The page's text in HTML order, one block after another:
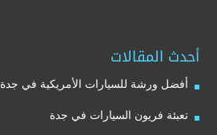
أحدث المقالات
أفضل ورشة للسيارات الأمريكية في جدة
تعبئة فريون السيارات في جدة